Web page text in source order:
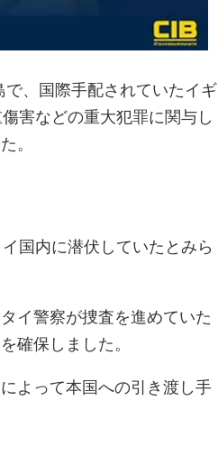
、国際手配されていたイギ
害などの重大犯罪に関与し
。
国内に潜伏していたとみら
イ警察が捜査を進めていた
確保しました。
よって本国への引き渡し手